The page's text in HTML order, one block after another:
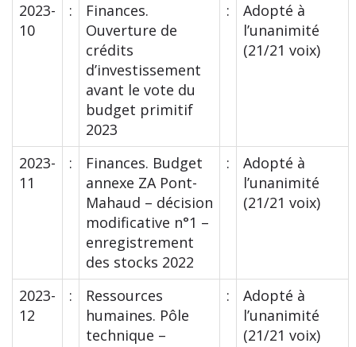
2023-
10
:
Finances.
Ouverture de
crédits
d’investissement
avant le vote du
budget primitif
2023
:
Adopté à
l’unanimité
(21/21 voix)
2023-
11
:
Finances. Budget
annexe ZA Pont-
Mahaud – décision
modificative n°1 –
enregistrement
des stocks 2022
:
Adopté à
l’unanimité
(21/21 voix)
2023-
12
:
Ressources
humaines. Pôle
technique –
:
Adopté à
l’unanimité
(21/21 voix)